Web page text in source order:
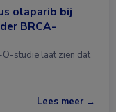
olaparib bij
BRCA-
studie laat zien dat
Lees meer →